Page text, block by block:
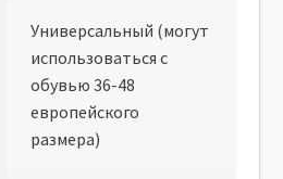
Универсальный (могут
использоваться с
обувью 36-48
европейского
размера)